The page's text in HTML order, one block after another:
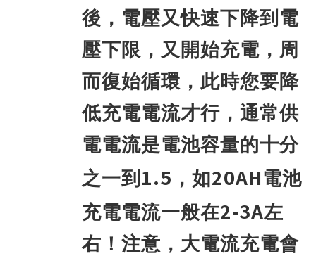
後，電壓又快速下降到電
壓下限，又開始充電，周
而復始循環，此時您要降
低充電電流才行，通常供
電電流是電池容量的十分
之一到 1.5 ，如20AH電池
充電電流一般在2-3A左
右！注意，大電流充電會